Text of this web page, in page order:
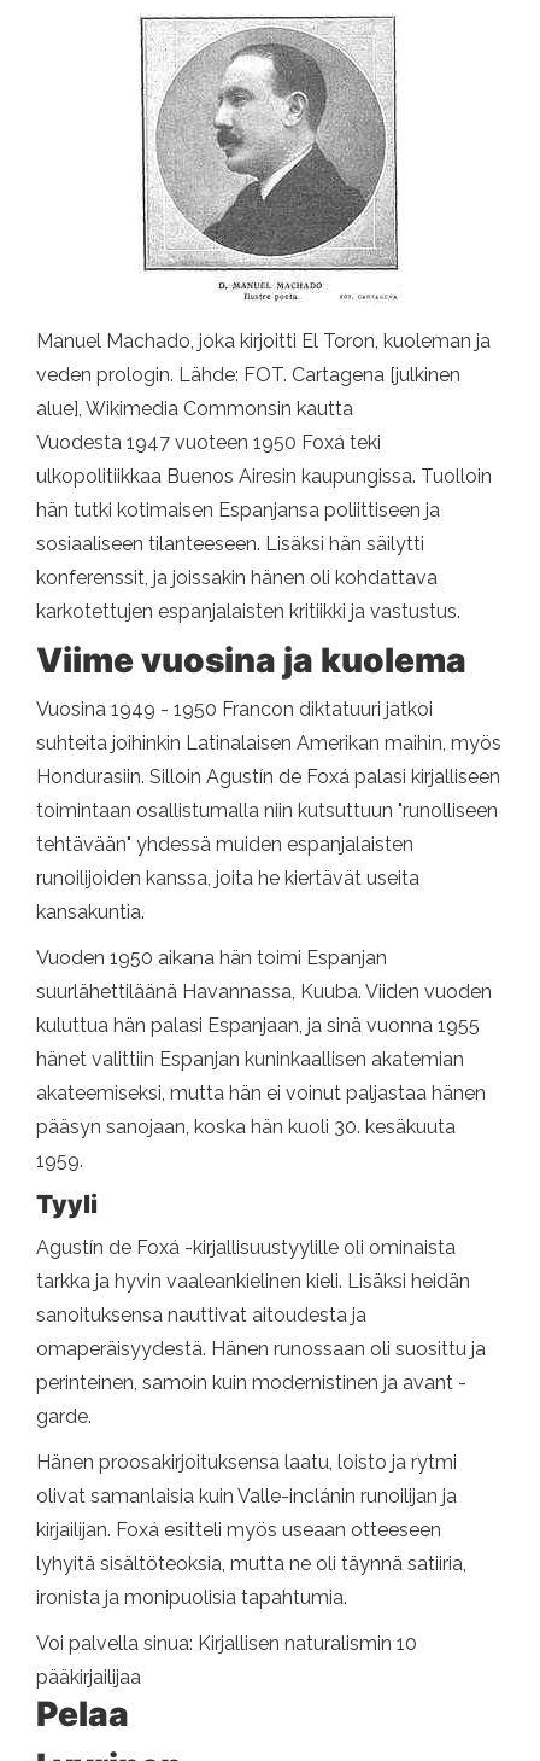
Manuel Machado, joka kirjoitti El Toron, kuoleman ja
veden prologin. Lähde: FOT. Cartagena [julkinen
alue], Wikimedia Commonsin kautta
Vuodesta 1947 vuoteen 1950 Foxá teki
ulkopolitiikkaa Buenos Airesin kaupungissa. Tuolloin
hän tutki kotimaisen Espanjansa poliittiseen ja
sosiaaliseen tilanteeseen. Lisäksi hän säilytti
konferenssit, ja joissakin hänen oli kohdattava
karkotettujen espanjalaisten kritiikki ja vastustus.
Viime vuosina ja kuolema
Vuosina 1949 - 1950 Francon diktatuuri jatkoi
suhteita joihinkin Latinalaisen Amerikan maihin, myös
Hondurasiin. Silloin Agustín de Foxá palasi kirjalliseen
toimintaan osallistumalla niin kutsuttuun "runolliseen
tehtävään" yhdessä muiden espanjalaisten
runoilijoiden kanssa, joita he kiertävät useita
kansakuntia.
Vuoden 1950 aikana hän toimi Espanjan
suurlähettiläänä Havannassa, Kuuba. Viiden vuoden
kuluttua hän palasi Espanjaan, ja sinä vuonna 1955
hänet valittiin Espanjan kuninkaallisen akatemian
akateemiseksi, mutta hän ei voinut paljastaa hänen
pääsyn sanojaan, koska hän kuoli 30. kesäkuuta
1959.
Tyyli
Agustín de Foxá -kirjallisuustyylille oli ominaista
tarkka ja hyvin vaaleankielinen kieli. Lisäksi heidän
sanoituksensa nauttivat aitoudesta ja
omaperäisyydestä. Hänen runossaan oli suosittu ja
perinteinen, samoin kuin modernistinen ja avant -
garde.
Hänen proosakirjoituksensa laatu, loisto ja rytmi
olivat samanlaisia ​​kuin Valle-inclánin runoilijan ja
kirjailijan. Foxá esitteli myös useaan otteeseen
lyhyitä sisältöteoksia, mutta ne oli täynnä satiiria,
ironista ja monipuolisia tapahtumia.
Voi palvella sinua: Kirjallisen naturalismin 10
pääkirjailijaa
Pelaa